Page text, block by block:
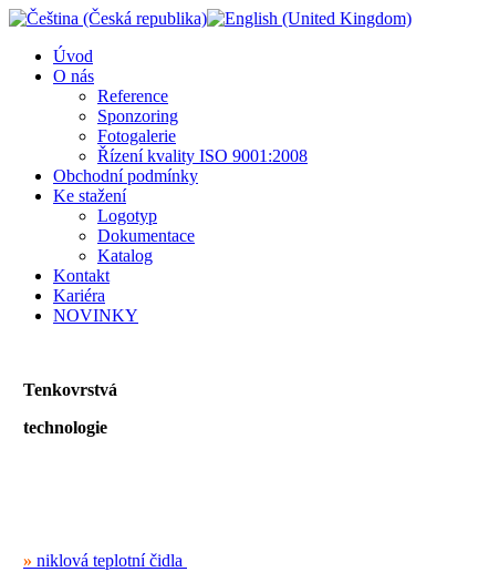
Úvod
O nás
Reference
Sponzoring
Fotogalerie
Řízení kvality ISO 9001:2008
Obchodní podmínky
Ke stažení
Logotyp
Dokumentace
Katalog
Kontakt
Kariéra
NOVINKY
Tenkovrstvá
technologie
» niklová teplotní čidla